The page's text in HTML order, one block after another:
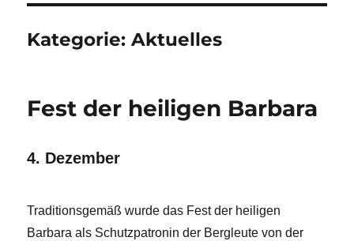
Kategorie:Aktuelles
Fest der heiligen Barbara
4. Dezember
Traditionsgemäß wurde das Fest der heiligen
Barbara als Schutzpatronin der Bergleute von der